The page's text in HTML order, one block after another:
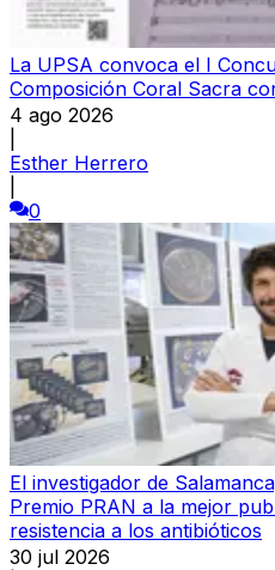
La UPSA convoca el I
Composición Coral Sacra
4 ago 2026
Esther Herrero
0
El investigador de
Premio PRAN a la mejor
resistencia a los antibióticos
30 jul 2026